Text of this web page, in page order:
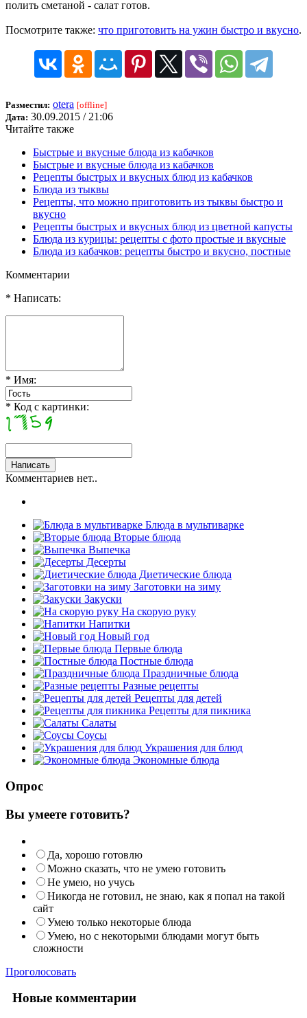
полить сметаной - салат готов.
Посмотрите также: что приготовить на ужин быстро и вкусно.
Разместил: otera [offline]
Дата: 30.09.2015 / 21:06
Читайте также
Быстрые и вкусные блюда из кабачков
Быстрые и вкусные блюда из кабачков
Рецепты быстрых и вкусных блюд из кабачков
Блюда из тыквы
Рецепты, что можно приготовить из тыквы быстро и
вкусно
Рецепты быстрых и вкусных блюд из цветной капусты
Блюда из курицы: рецепты с фото простые и вкусные
Блюда из кабачков: рецепты быстро и вкусно, постные
Комментарии
* Написать:
* Имя:
* Код с картинки:
Комментариев нет..
Блюда в мультиварке
Вторые блюда
Выпечка
Десерты
Диетические блюда
Заготовки на зиму
Закуски
На скорую руку
Напитки
Новый год
Первые блюда
Постные блюда
Праздничные блюда
Разные рецепты
Рецепты для детей
Рецепты для пикника
Салаты
Соусы
Украшения для блюд
Экономные блюда
Опрос
Вы умеете готовить?
Да, хорошо готовлю
Можно сказать, что не умею готовить
Не умею, но учусь
Никогда не готовил, не знаю, как я попал на такой
сайт
Умею только некоторые блюда
Умею, но с некоторыми блюдами могут быть
сложности
Проголосовать
Новые комментарии